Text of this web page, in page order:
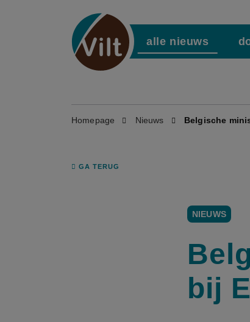
alle nieuws
Homepage Nieuws Belgische
GA TERUG
NIEUWS
bij